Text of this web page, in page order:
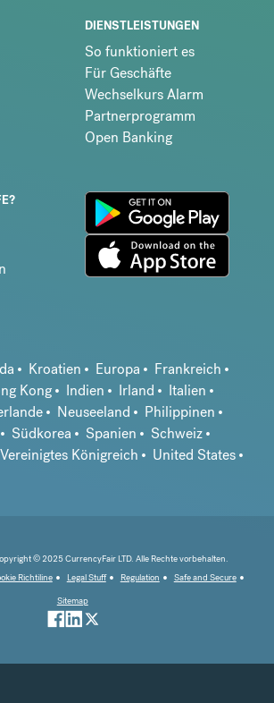
DIENSTLEISTUNGEN
So funktioniert es
Für Geschäfte
Wechselkurs Alarm
Partnerprogramm
Open Banking
Kroatien Europa
Frankreich
Kong Indien Irland
Italien
Neuseeland
Philippinen
Südkorea Spanien
Schweiz
Vereinigtes Königreich
United States
© 2025 CurrencyFair LTD. Alle Rechte vorbehalten.
Richtiline Legal Stuff Regulation
Safe and Secure
Sitemap